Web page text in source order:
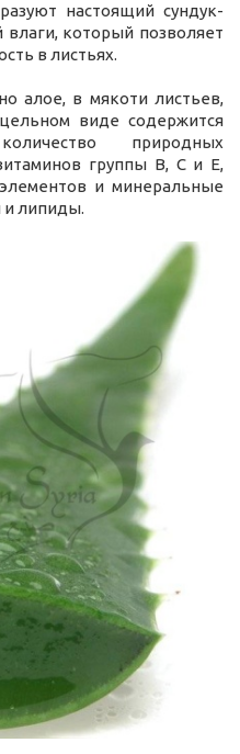
настоящий сундук-
влаги, который позволяет
в листьях.
алое, в мякоти листьев,
виде содержится
природных
группы B, C и E,
и минеральные
и липиды.